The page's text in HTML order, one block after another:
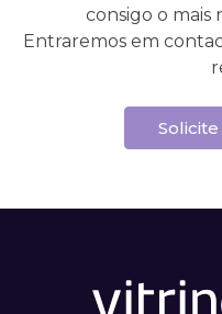
consigo o mais
Entraremos em